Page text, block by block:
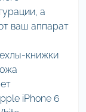
а
ваш аппарат
книжки
iPhone 6